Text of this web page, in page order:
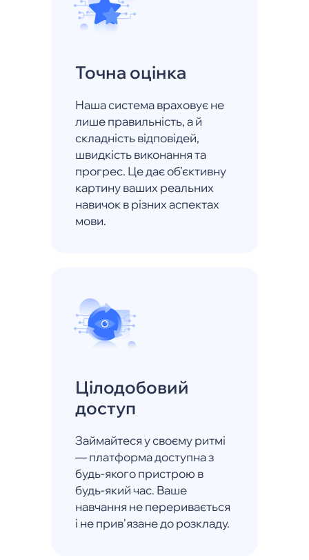
Точна оцінка
Наша система враховує не
лише правильність, а й
складність відповідей,
швидкість виконання та
прогрес. Це дає об'єктивну
картину ваших реальних
навичок в різних аспектах
мови.
Цілодобовий
доступ
Займайтеся у своєму ритмі
— платформа доступна з
будь-якого пристрою в
будь-який час. Ваше
навчання не переривається
і не прив'язане до розкладу.